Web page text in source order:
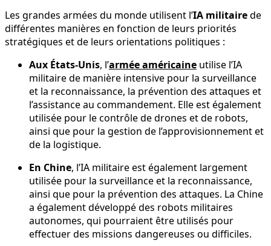
Les grandes armées du monde utilisent l’IA militairede
différentes manières en fonction de leurs priorités
stratégiques et de leurs orientations politiques :
Aux États-Unis, l’armée américaine utilise l’IA
militaire de manière intensive pour la surveillance
et la reconnaissance, la prévention des attaques et
l’assistance au commandement. Elle est également
utilisée pour le contrôle de drones et de robots,
ainsi que pour la gestion de l’approvisionnement et
de la logistique.
En Chine, l’IA militaire est également largement
utilisée pour la surveillance et la reconnaissance,
ainsi que pour la prévention des attaques. La Chine
a également développé des robots militaires
autonomes, qui pourraient être utilisés pour
effectuer des missions dangereuses ou difficiles.